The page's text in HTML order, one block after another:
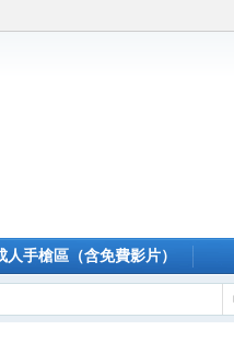
人手槍區（含免費影片）